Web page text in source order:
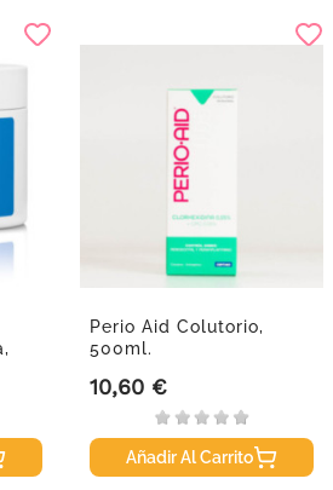
Perio Aid Colutorio,
500ml.
Precio
10,60 €
Añadir Al Carrito